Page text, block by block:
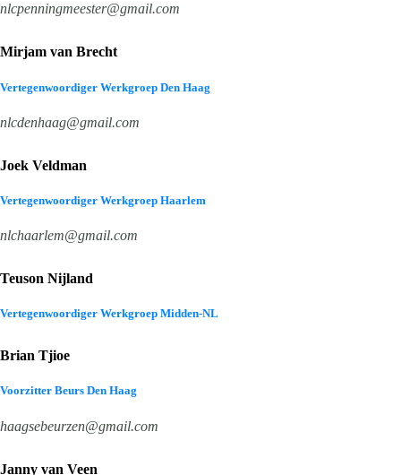
nlcpenningmeester@gmail.com
Mirjam van Brecht
Vertegenwoordiger Werkgroep Den Haag
nlcdenhaag@gmail.com
Joek Veldman
Vertegenwoordiger Werkgroep Haarlem
nlchaarlem@gmail.com
Teuson Nijland
Vertegenwoordiger Werkgroep Midden-NL
Brian Tjioe
Voorzitter Beurs Den Haag
haagsebeurzen@gmail.com
Janny van Veen